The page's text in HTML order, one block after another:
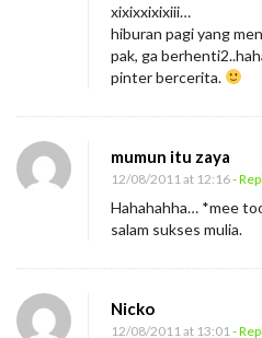
xixixxixixiii…
hiburan pagi yang
pak, ga
pinter bercerita.
mumun itu zaya
12/08/2011 at 12:16-
Hahahahha… *mee
salam sukses mulia.
Nicko
12/08/2011 at 13:01 -